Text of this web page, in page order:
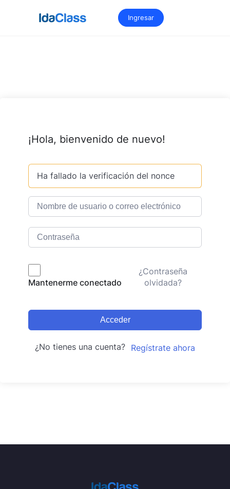
Ingresar
¡Hola, bienvenido de nuevo!
Ha fallado la verificación del nonce
Mantenerme conectado
¿Contraseña
olvidada?
Acceder
¿No tienes una cuenta? Regístrate ahora